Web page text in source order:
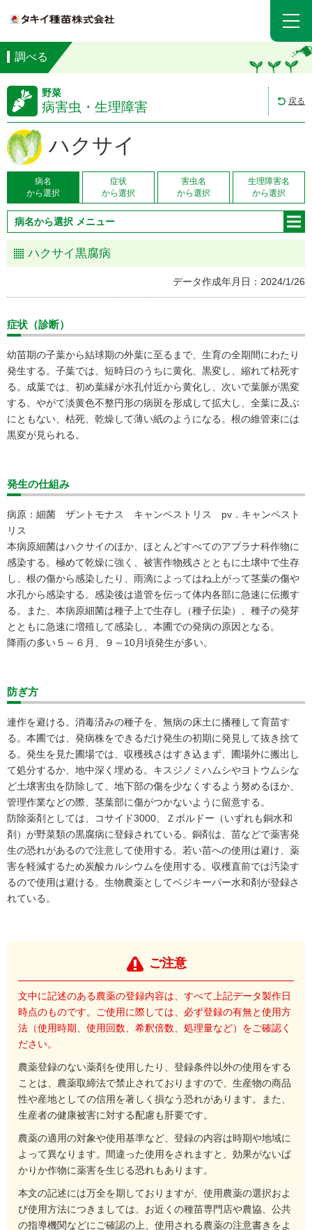
調べる
野菜
病害虫・生理障害 戻る
ハクサイ
病名
から選択
症状
から選択
害虫名
から選択
生理障害名
から選択
病名から選択 メニュー
ハクサイ黒腐病
データ作成年月日：2024/1/26
症状（診断）
幼苗期の子葉から結球期の外葉に至るまで、生育の全期間にわたり
発生する。子葉では、短時日のうちに黄化、黒変し、縮れて枯死す
る。成葉では、初め葉縁が水孔付近から黄化し、次いで葉脈が黒変
する。やがて淡黄色不整円形の病斑を形成して拡大し、全葉に及ぶ
にともない、枯死、乾燥して薄い紙のようになる。根の維管束には
黒変が見られる。
発生の仕組み
病原：細菌 ザントモナス キャンペストリス pv．キャンペスト
リス
本病原細菌はハクサイのほか、ほとんどすべてのアブラナ科作物に
感染する。極めて乾燥に強く、被害作物残さとともに土壌中で生存
し、根の傷から感染したり、雨滴によってはね上がって茎葉の傷や
水孔から感染する。感染後は道管を伝って体内各部に急速に伝搬す
る。また、本病原細菌は種子上で生存し（種子伝染）、種子の発芽
とともに急速に増殖して感染し、本圃での発病の原因となる。
降雨の多い５～６月、９～10月頃発生が多い。
防ぎ方
連作を避ける。消毒済みの種子を、無病の床土に播種して育苗す
る。本圃では、発病株をできるだけ発生の初期に発見して抜き捨て
る。発生を見た圃場では、収穫残さはすき込まず、圃場外に搬出し
て処分するか、地中深く埋める。キスジノミハムシやヨトウムシな
ど土壌害虫を防除して、地下部の傷を少なくするよう努めるほか、
管理作業などの際、茎葉部に傷がつかないように留意する。
防除薬剤としては、コサイド3000、Ｚボルドー（いずれも銅水和
剤）が野菜類の黒腐病に登録されている。銅剤は、苗などで薬害発
生の恐れがあるので注意して使用する。若い苗への使用は避け、薬
害を軽減するため炭酸カルシウムを使用する。収穫直前では汚染す
るので使用は避ける。生物農薬としてベジキーパー水和剤が登録さ
れている。
ご注意
文中に記述のある農薬の登録内容は、すべて上記データ製作日
時点のものです。ご使用に際しては、必ず登録の有無と使用方
法（使用時期、使用回数、希釈倍数、処理量など）をご確認く
ださい。
農薬登録のない薬剤を使用したり、登録条件以外の使用をする
ことは、農薬取締法で禁止されておりますので、生産物の商品
性や産地としての信用を著しく損なう恐れがあります。また、
生産者の健康被害に対する配慮も肝要です。
農薬の適用の対象や使用基準など、登録の内容は時期や地域に
よって異なります。間違った使用をされますと、効果がないば
かりか作物に薬害を生じる恐れもあります。
本文の記述には万全を期しておりますが、使用農薬の選択およ
び使用方法につきましては、お近くの種苗専門店や農協、公共
の指導機関などにご確認の上、使用される農薬の注意書きをよ